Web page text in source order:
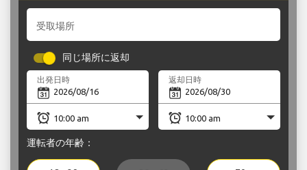
受取場所
同じ場所に返却
出発日時 返却日時
運転者の年齢：